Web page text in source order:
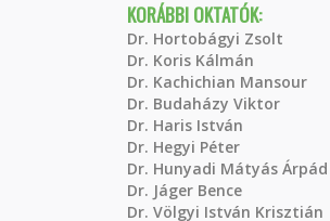
KORÁBBI OKTATÓK:
Dr. Hortobágyi Zsolt
Dr. Koris Kálmán
Dr. Kachichian Mansour
Dr. Budaházy Viktor
Dr. Haris István
Dr. Hegyi Péter
Dr. Hunyadi Mátyás Árpád
Dr. Jáger Bence
Dr. Völgyi István Krisztián